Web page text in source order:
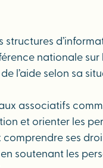
structures
nationale
l’aide selon sa
associatifs
et orienter les
ses
soutenant les